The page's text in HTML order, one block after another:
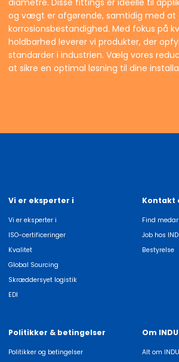
og vægt er afgørende, samtidig med at
korrosionsbestandighed. Med fokus på
holdbarhed leverer vi produkter, der
standarder i industrien. Vælg vores
at sikre en optimal løsning til dine
Vi er eksperter i
Vi er eksperter i
ISO-certificeringer
Kvalitet
Global Sourcing
Skræddersyet logistik
EDI
Kontakt
Find
Job hos
Bestyrelse
Politikker & betingelser
Politikker og betingelser
Om
Alt om